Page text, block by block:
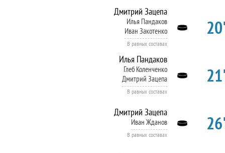
Дмитрий Зацепа
Илья Пандаков
Иван Закотенко
В равных составах
Илья Пандаков
Глеб Коленченко
Дмитрий Зацепа
В равных составах
Дмитрий Зацепа
Иван Жданов
В равных составах